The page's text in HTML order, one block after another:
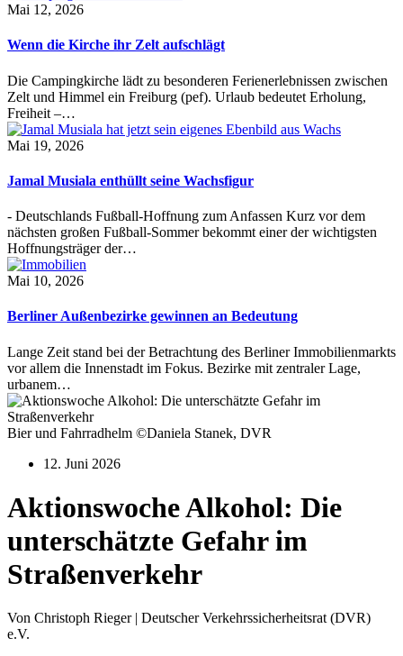
Mai 12, 2026
Wenn die Kirche ihr Zelt aufschlägt
Die Campingkirche lädt zu besonderen Ferienerlebnissen zwischen
Zelt und Himmel ein Freiburg (pef). Urlaub bedeutet Erholung,
Freiheit –…
Mai 19, 2026
Jamal Musiala enthüllt seine Wachsfigur
- Deutschlands Fußball-Hoffnung zum Anfassen Kurz vor dem
nächsten großen Fußball-Sommer bekommt einer der wichtigsten
Hoffnungsträger der…
Mai 10, 2026
Berliner Außenbezirke gewinnen an Bedeutung
Lange Zeit stand bei der Betrachtung des Berliner Immobilienmarkts
vor allem die Innenstadt im Fokus. Bezirke mit zentraler Lage,
urbanem…
Bier und Fahrradhelm ©Daniela Stanek, DVR
12. Juni 2026
Aktionswoche Alkohol: Die
unterschätzte Gefahr im
Straßenverkehr
Von Christoph Rieger | Deutscher Verkehrssicherheitsrat (DVR)
e.V.